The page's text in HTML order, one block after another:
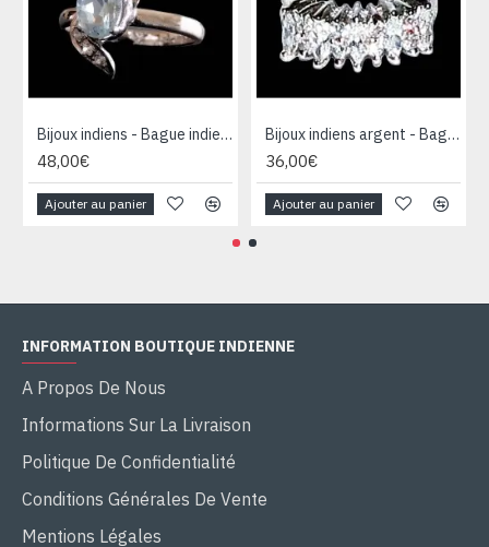
Bijoux indiens - Bague indienne rhodiée Topaze
48,00€
Ajouter au panier
Bijoux indiens argent - Bague indienne oxyde de Zirconium
36,00€
Ajouter au panier
INFORMATION BOUTIQUE INDIENNE
A Propos De Nous
Informations Sur La Livraison
Politique De Confidentialité
Conditions Générales De Vente
Mentions Légales